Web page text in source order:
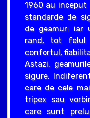
1960 au inceput
standarde de
de geamuri iar
rand, tot felul
confortul,
Astazi,
sigure.
care de cele
tripex sau
care sunt